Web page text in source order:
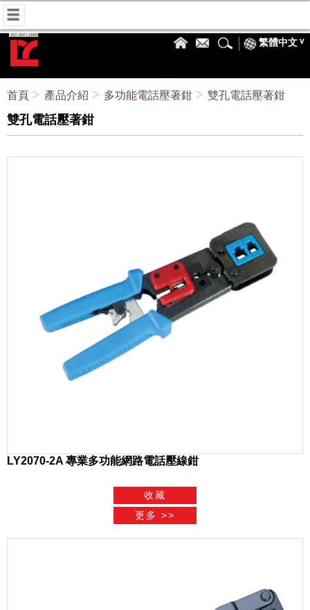
繁體中文
首頁 產品介紹 多功能電話壓著鉗 雙孔電話壓著鉗
雙孔電話壓著鉗
LY2070-2A 專業多功能網路電話壓線鉗